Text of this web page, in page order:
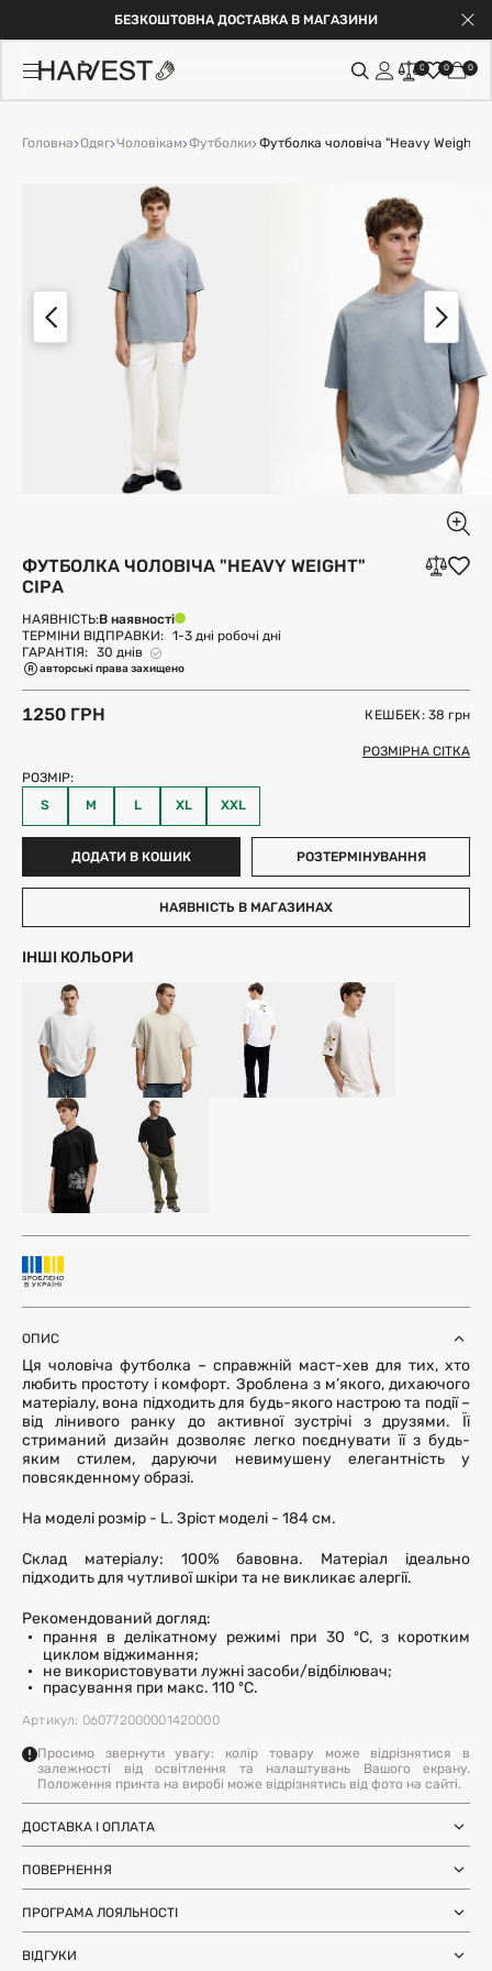
БЕЗКОШТОВНА ДОСТАВКА В МАГАЗИНИ
0 0 0
Головна Одяг Чоловікам Футболки Футболка чоловіча "Heavy Weight"
ФУТБОЛКА ЧОЛОВІЧА "HEAVY WEIGHT"
СІРА
НАЯВНІСТЬ:В наявності
ТЕРМІНИ ВІДПРАВКИ: 1-3 дні робочі дні
ГАРАНТІЯ: 30 днів
авторські права захищено
1250 ГРН КЕШБЕК: 38грн
РОЗМІРНА СІТКА
РОЗМІР:
S
M L XL XXL
ДОДАТИ В КОШИК РОЗТЕРМІНУВАННЯ
НАЯВНІСТЬ В МАГАЗИНАХ
ІНШІ КОЛЬОРИ
ОПИС
Ця чоловіча футболка – справжній маст-хев для тих, хто
любить простоту і комфорт. Зроблена з м’якого, дихаючого
матеріалу, вона підходить для будь-якого настрою та події –
від лінивого ранку до активної зустрічі з друзями. Її
стриманий дизайн дозволяє легко поєднувати її з будь-
яким стилем, даруючи невимушену елегантність у
повсякденному образі.
На моделі розмір - L. Зріст моделі - 184 см.
Склад матеріалу: 100% бавовна. Матеріал ідеально
підходить для чутливої шкіри та не викликає алергії.
Рекомендований догляд:
прання в делікатному режимі при 30 ºC, з коротким
циклом віджимання;
не використовувати лужні засоби/відбілювач;
прасування при макс. 110 ºC.
Артикул: 060772000001420000
Просимо звернути увагу: колір товару може відрізнятися в
залежності від освітлення та налаштувань Вашого екрану.
Положення принта на виробі може відрізнятись від фото на сайті.
ДОСТАВКА І ОПЛАТА
Україні) 1-3 дні
Самовивіз з магазинів Harvest після SMS-підтвердження про
Міжнародна доставка Нова Пошта
Global
терміни уточнюйте для вашої
країни
Доставка день в день по Києву (за
умови наявності на складі у Києві)
12 годин (наявність перевіряйте в
картці товару)
ПОВЕРНЕННЯ
Ми залишили можливість повернення та обміну, щоб ви
почувались впевнено під час покупки. Ви можете
повернути або обміняти товар протягом 14 днів після
отримання замовлення.
ПРОГРАМА ЛОЯЛЬНОСТІ
Отримуйте бонуси з кожного замовлення та
використовуйте їх для наступних покупок. Авторизуйтесь
ВІДГУКИ